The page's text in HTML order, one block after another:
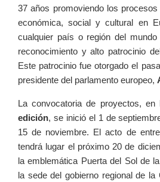
37 años promoviendo los
económica, social y cultural en
cualquier país o región del
reconocimiento y alto patrocinio
Este patrocinio fue otorgado el
presidente del parlamento europeo,
La convocatoria de proyectos,
edición, se inició el 1 de
15 de noviembre. El acto de
tendrá lugar el próximo 20 de
la emblemática Puerta del Sol de
la sede del gobierno regional de la